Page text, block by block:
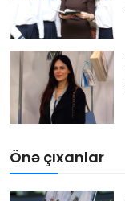
Önə çıxanlar